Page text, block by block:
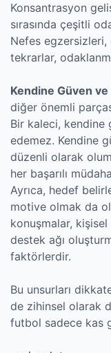
Konsantrasyon
sırasında çeşitli
Nefes
tekrarlar,
Kendine Güven
diğer önemli
Bir kaleci, kendine
edemez. Kendine
düzenli olarak
her başarılı
Ayrıca, hedef
motive olmak da
konuşmalar,
destek ağı
faktörlerdir.
Bu unsurları
de zihinsel olarak
futbol sadece kas